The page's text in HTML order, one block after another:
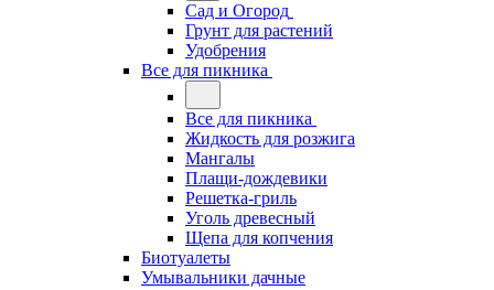
Сад и Огород
Грунт для растений
Удобрения
Все для пикника
Все для пикника
Жидкость для розжига
Мангалы
Плащи-дождевики
Решетка-гриль
Уголь древесный
Щепа для копчения
Биотуалеты
Умывальники дачные